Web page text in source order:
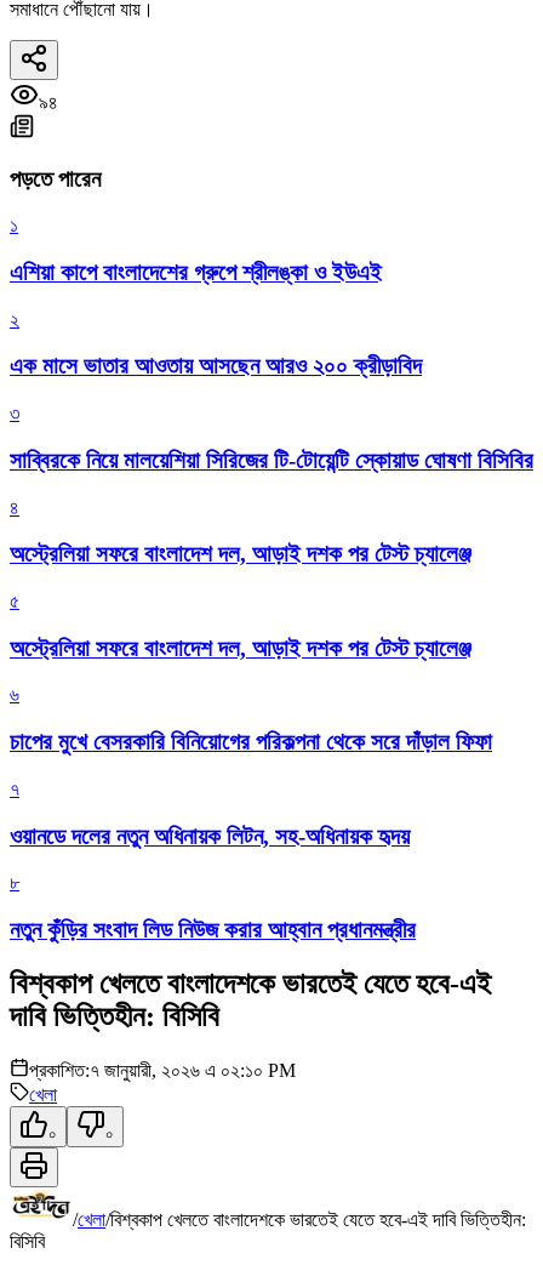
সমাধানে পৌঁছানো যায়।
৯৪
পড়তে পারেন
১
এশিয়া কাপে বাংলাদেশের গ্রুপে শ্রীলঙ্কা ও ইউএই
২
এক মাসে ভাতার আওতায় আসছেন আরও ২০০ ক্রীড়াবিদ
৩
সাব্বিরকে নিয়ে মালয়েশিয়া সিরিজের টি-টোয়েন্টি স্কোয়াড ঘোষণা বিসিবির
৪
অস্ট্রেলিয়া সফরে বাংলাদেশ দল, আড়াই দশক পর টেস্ট চ্যালেঞ্জ
৫
অস্ট্রেলিয়া সফরে বাংলাদেশ দল, আড়াই দশক পর টেস্ট চ্যালেঞ্জ
৬
চাপের মুখে বেসরকারি বিনিয়োগের পরিকল্পনা থেকে সরে দাঁড়াল ফিফা
৭
ওয়ানডে দলের নতুন অধিনায়ক লিটন, সহ-অধিনায়ক হৃদয়
৮
নতুন কুঁড়ির সংবাদ লিড নিউজ করার আহ্বান প্রধানমন্ত্রীর
বিশ্বকাপ খেলতে বাংলাদেশকে ভারতেই যেতে হবে-এই
দাবি ভিত্তিহীন: বিসিবি
প্রকাশিত:৭ জানুয়ারী, ২০২৬ এ ০২:১০ PM
খেলা
০ ০
/খেলা/বিশ্বকাপ খেলতে বাংলাদেশকে ভারতেই যেতে হবে-এই দাবি ভিত্তিহীন:
বিসিবি